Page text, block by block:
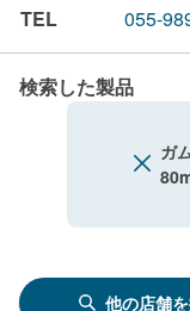
TEL 055-
検索した製品
ガ
他の店舗